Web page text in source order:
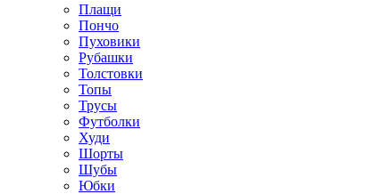
Плащи
Пончо
Пуховики
Рубашки
Толстовки
Топы
Трусы
Футболки
Худи
Шорты
Шубы
Юбки